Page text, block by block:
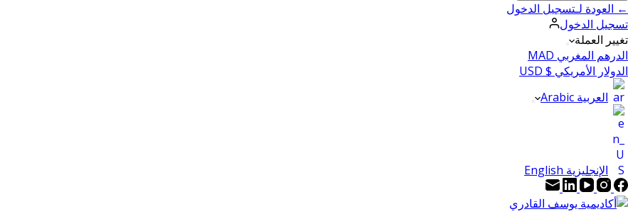
← العودة لـتسجيل الدخول
تسجيل الدخول
تغيير العملة
الدرهم المغربي MAD
الدولار الأمريكي $ USD
العربية Arabic
الإنجليزية English